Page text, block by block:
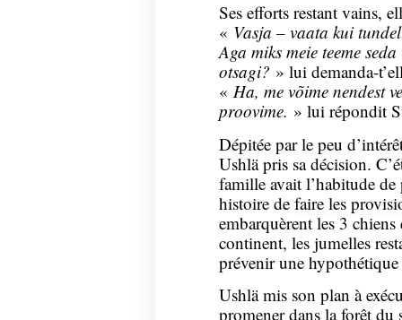
Ses efforts restant vains,
« Vasja – vaata kui
Aga miks meie teeme
otsagi? » lui demanda-
« Ha, me võime nendest
proovime. » lui répondit
Dépitée par le peu
Ushlä pris sa décision.
famille avait l’habitude
histoire de faire les
embarquèrent les 3
continent, les jumelles
prévenir une
Ushlä mis son plan à
promener dans la forêt du